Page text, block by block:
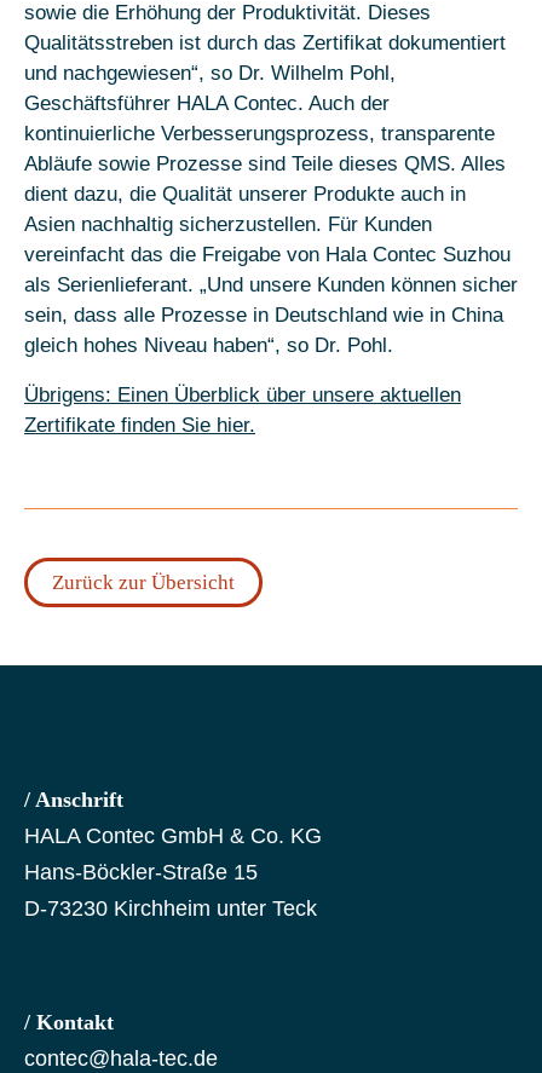
sowie die Erhöhung der Produktivität. Dieses
Qualitätsstreben ist durch das Zertifikat dokumentiert
und nachgewiesen“, so Dr. Wilhelm Pohl,
Geschäftsführer HALA Contec. Auch der
kontinuierliche Verbesserungsprozess, transparente
Abläufe sowie Prozesse sind Teile dieses QMS. Alles
dient dazu, die Qualität unserer Produkte auch in
Asien nachhaltig sicherzustellen. Für Kunden
vereinfacht das die Freigabe von Hala Contec Suzhou
als Serienlieferant. „Und unsere Kunden können sicher
sein, dass alle Prozesse in Deutschland wie in China
gleich hohes Niveau haben“, so Dr. Pohl.
Übrigens: Einen Überblick über unsere aktuellen
Zertifikate finden Sie hier.
Zurück zur Übersicht
/ Anschrift
HALA Contec GmbH & Co. KG
Hans-Böckler-Straße 15
D-73230 Kirchheim unter Teck
/ Kontakt
contec@hala-tec.de